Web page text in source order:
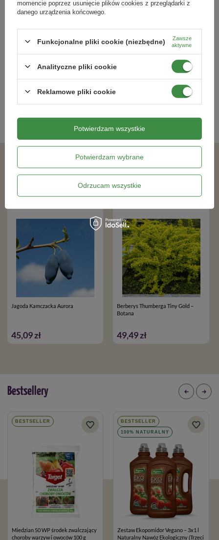
Paczka z roślinami wysyłana jest bezpośrednio ze szkółki,
zamówione produkty.
rabaty kwiatowe donice tarasy balkony
(Spiraea Japonica Little Princess)
36,29 zł
Sadzonka 30-50 cm
Kategorie powiązane
Podobne produkty
Jagoda Kamczacka Aurora
45,09 zł
Berberys Thumberga Tiny Gold –
Botana
49,49 zł
Bestsellery
BESTSELLER
Miedzian 50 WP środek zwalczający
choroby warzyw i owoców 100 g
BESTSELLER
100% NATURALNY
Zestaw Ekopomidor Vegano – 3x1 l
Naturalny Nawóz Ekologiczny (Trzeci
momencie poprzez usunięcie plików cookies z przeglądarki z
danego urządzenia końcowego.
Funkcjonalne pliki cookie (niezbędne)
Zawsze
aktywne
Analityczne pliki cookie
Reklamowe pliki cookie
Potwierdzam wybrane
Odrzucam wszystkie
Potwierdzam wszystkie